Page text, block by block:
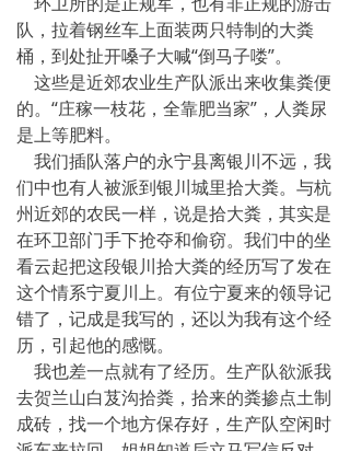
队，拉着钢丝车上面装两只特制的大粪
桶，到处扯开嗓子大喊“倒马子喽”。
这些是近郊农业生产队派出来收集粪便
的。“庄稼一枝花，全靠肥当家”，人粪尿
是上等肥料。
我们插队落户的永宁县离银川不远，我
们中也有人被派到银川城里拾大粪。与杭
州近郊的农民一样，说是拾大粪，其实是
在环卫部门手下抢夺和偷窃。我们中的坐
看云起把这段银川拾大粪的经历写了发在
这个情系宁夏川上。有位宁夏来的领导记
错了，记成是我写的，还以为我有这个经
历，引起他的感慨。
我也差一点就有了经历。生产队欲派我
去贺兰山白芨沟拾粪，拾来的粪掺点土制
成砖，找一个地方保存好，生产队空闲时
派车来拉回。姐姐知道后立马写信反对，